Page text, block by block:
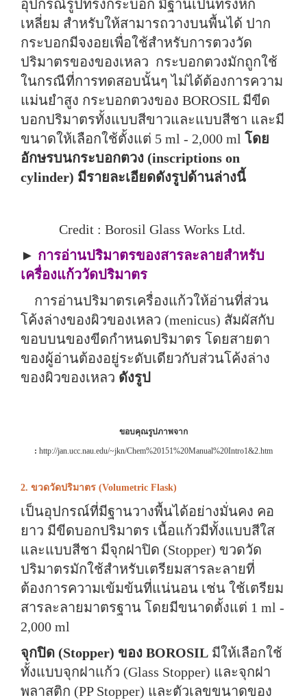
อุปกรณ์รูปทรงกระบอก มีฐานเป็นทรงหก
เหลี่ยม สำหรับให้สามารถวางบนพื้นได้ ปาก
กระบอกมีจงอยเพื่อใช้สำหรับการตวงวัด
ปริมาตรของของเหลว กระบอกตวงมักถูกใช้
ในกรณีที่การทดสอบนั้นๆ ไม่ได้ต้องการความ
แม่นยำสูง กระบอกตวงของ BOROSIL มีขีด
บอกปริมาตรทั้งแบบสีขาวและแบบสีชา และมี
ขนาดให้เลือกใช้ตั้งแต่ 5 ml - 2,000 ml โดย
อักษรบนกระบอกตวง (inscriptions on
cylinder) มีรายละเอียดดังรูปด้านล่างนี้
Credit : Borosil Glass Works Ltd.
► การอ่านปริมาตรของสารละลายสำหรับ
เครื่องแก้ววัดปริมาตร
การอ่านปริมาตรเครื่องแก้วให้อ่านที่ส่วน
โค้งล่างของผิวของเหลว (menicus) สัมผัสกับ
ขอบบนของขีดกำหนดปริมาตร โดยสายตา
ของผู้อ่านต้องอยู่ระดับเดียวกับส่วนโค้งล่าง
ของผิวของเหลว ดังรูป
ขอบคุณรูปภาพจาก
: http://jan.ucc.nau.edu/~jkn/Chem%20151%20Manual%20Intro1&2.htm
2. ขวดวัดปริมาตร (Volumetric Flask)
เป็นอุปกรณ์ที่มีฐานวางพื้นได้อย่างมั่นคง คอ
ยาว มีขีดบอกปริมาตร เนื้อแก้วมีทั้งแบบสีใส
และแบบสีชา มีจุกฝาปิด (Stopper) ขวดวัด
ปริมาตรมักใช้สำหรับเตรียมสารละลายที่
ต้องการความเข้มข้นที่แน่นอน เช่น ใช้เตรียม
สารละลายมาตรฐาน โดยมีขนาดตั้งแต่ 1 ml -
2,000 ml
จุกปิด (Stopper) ของ BOROSIL มีให้เลือกใช้
ทั้งแบบจุกฝาแก้ว (Glass Stopper) และจุกฝา
พลาสติก (PP Stopper) และตัวเลขขนาดของ